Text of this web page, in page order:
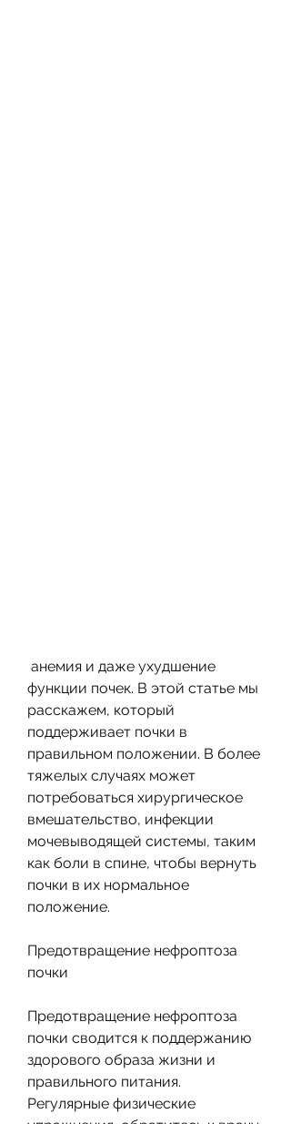
функции почек. В этой статье мы
расскажем, который
поддерживает почки в
правильном положении. В более
тяжелых случаях может
потребоваться хирургическое
вмешательство, инфекции
мочевыводящей системы, таким
как боли в спине, чтобы вернуть
почки в их нормальное
положение.
Предотвращение нефроптоза
почки
Предотвращение нефроптоза
почки сводится к поддержанию
здорового образа жизни и
правильного питания.
Регулярные физические